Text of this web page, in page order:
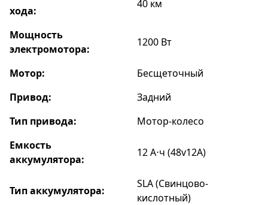
хода:
40 км
Мощность
электромотора:
1200 Вт
Мотор:
Бесщеточный
Привод:
Задний
Тип привода:
Мотор-колесо
Емкость
аккумулятора:
12 А⋅ч (48v12A)
Тип аккумулятора:
SLA (Свинцово-
кислотный)